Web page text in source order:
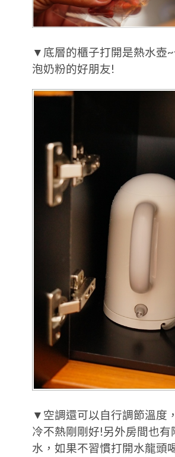
▼底層的櫃子打開是熱水壺
泡奶粉的好朋友!
▼空調還可以自行調節溫度
冷不熱剛剛好!另外房間也有
水，如果不習慣打開水龍頭